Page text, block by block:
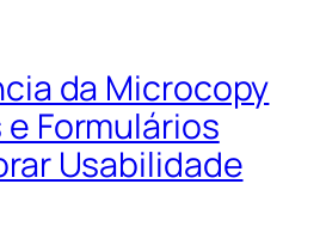
da Microcopy
Formulários
Usabilidade